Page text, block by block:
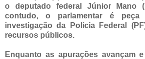
o deputado federal Júnior Mano
contudo, o parlamentar é
investigação da Polícia Federal
recursos públicos.
Enquanto as apurações avançam